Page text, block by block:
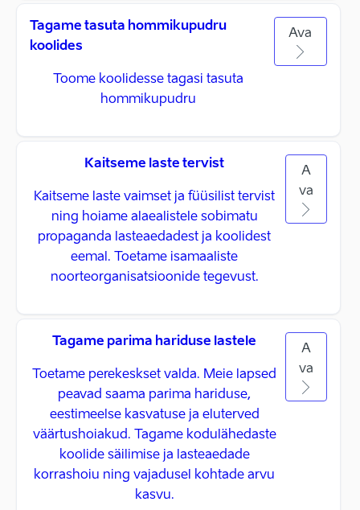
Tagame tasuta hommikupudru
koolides
Toome koolidesse tagasi tasuta
hommikupudru
Ava
Kaitseme laste tervist
Kaitseme laste vaimset ja füüsilist tervist
ning hoiame alaealistele sobimatu
propaganda lasteaedadest ja koolidest
eemal. Toetame isamaaliste
noorteorganisatsioonide tegevust.
A
va
Tagame parima hariduse lastele
Toetame perekeskset valda. Meie lapsed
peavad saama parima hariduse,
eestimeelse kasvatuse ja eluterved
väärtushoiakud. Tagame kodulähedaste
koolide säilimise ja lasteaedade
korrashoiu ning vajadusel kohtade arvu
kasvu.
A
va